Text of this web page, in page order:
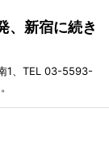
、新宿に続き
1、TEL 03-5593-